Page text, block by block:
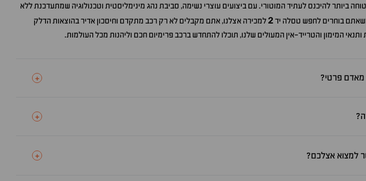
ביותר להיכנס לעתיד המוטורי. עם ביצועים עוצרי נשימה, סביבת נהג מינימליסטית וטכנולוגיה שמתעדכנת ללא
בוחרים לחפש טסלה יד2 למכירה אצלנו, אתם מקבלים לא רק רכב מתקדם וחיסכון אדיר בהוצאות הדלק
המימון והטרייד-אין המעולים שלנו, תוכלו להתחדש ברכב פרימיום חכם וליהנות מכל העולמות.
מאדם פרטי? +
+
למצוא אצלכם? +